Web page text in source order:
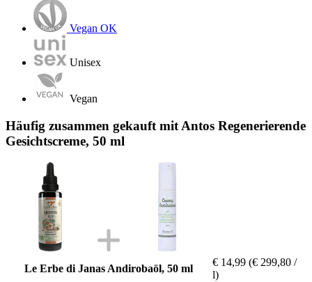
Vegan OK
Unisex
Vegan
Häufig zusammen gekauft mit Antos Regenerierende
Gesichtscreme, 50 ml
Le Erbe di Janas Andirobaöl, 50 ml
€ 14,99 (€ 299,80 /
l)